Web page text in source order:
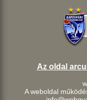
Az oldal
A weboldal